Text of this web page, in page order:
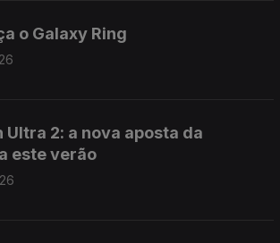
o Galaxy Ring
Ultra 2: a nova aposta da
este verão